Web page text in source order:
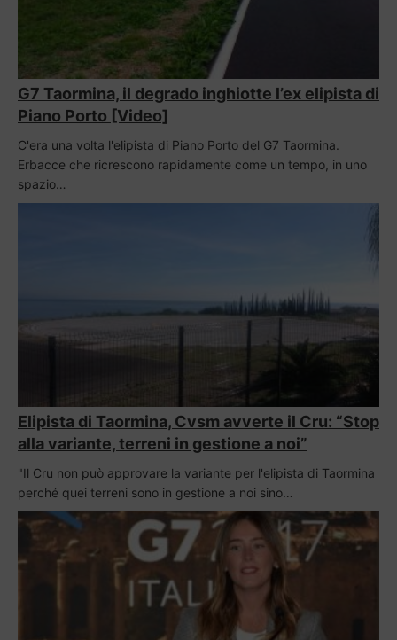
G7 Taormina, il degrado inghiotte l’ex elipista di
Piano Porto [Video]
C'era una volta l'elipista di Piano Porto del G7 Taormina.
Erbacce che ricrescono rapidamente come un tempo, in uno
spazio…
Elipista di Taormina, Cvsm avverte il Cru: “Stop
alla variante, terreni in gestione a noi”
"Il Cru non può approvare la variante per l'elipista di Taormina
perché quei terreni sono in gestione a noi sino…